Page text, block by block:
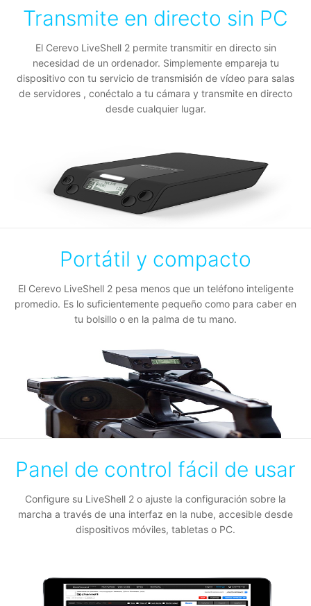
Transmite en directo sin PC
El Cerevo LiveShell 2 permite transmitir en directo sin
necesidad de un ordenador. Simplemente empareja tu
dispositivo con tu servicio de transmisión de vídeo para salas
de servidores , conéctalo a tu cámara y transmite en directo
desde cualquier lugar.
Portátil y compacto
El Cerevo LiveShell 2 pesa menos que un teléfono inteligente
promedio. Es lo suficientemente pequeño como para caber en
tu bolsillo o en la palma de tu mano.
Panel de control fácil de usar
Configure su LiveShell 2 o ajuste la configuración sobre la
marcha a través de una interfaz en la nube, accesible desde
dispositivos móviles, tabletas o PC.